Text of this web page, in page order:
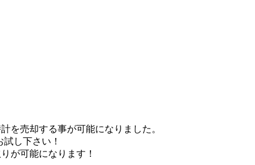
を売却する事が可能になりました。
し下さい！
が可能になります！